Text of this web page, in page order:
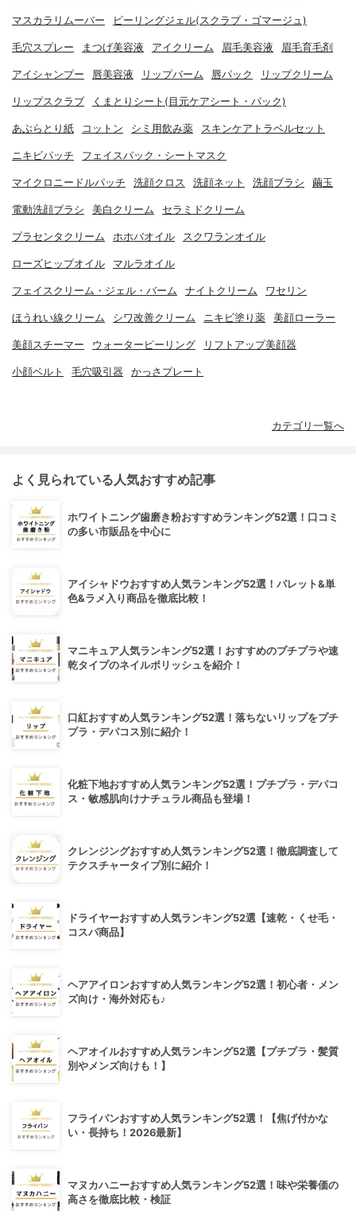
マスカラリムーバー ピーリングジェル(スクラブ・ゴマージュ)
毛穴スプレー まつげ美容液 アイクリーム 眉毛美容液 眉毛育毛剤
アイシャンプー 唇美容液 リップバーム 唇パック リップクリーム
リップスクラブ くまとりシート(目元ケアシート・パック)
あぶらとり紙 コットン シミ用飲み薬 スキンケアトラベルセット
ニキビパッチ フェイスパック・シートマスク
マイクロニードルパッチ 洗顔クロス 洗顔ネット 洗顔ブラシ 繭玉
電動洗顔ブラシ 美白クリーム セラミドクリーム
プラセンタクリーム ホホバオイル スクワランオイル
ローズヒップオイル マルラオイル
フェイスクリーム・ジェル・バーム ナイトクリーム ワセリン
ほうれい線クリーム シワ改善クリーム ニキビ塗り薬 美顔ローラー
美顔スチーマー ウォーターピーリング リフトアップ美顔器
小顔ベルト 毛穴吸引器 かっさプレート
カテゴリ一覧へ
よく見られている人気おすすめ記事
ホワイトニング歯磨き粉おすすめランキング52選！口コミ
の多い市販品を中心に
アイシャドウおすすめ人気ランキング52選！パレット&単
色&ラメ入り商品を徹底比較！
マニキュア人気ランキング52選！おすすめのプチプラや速
乾タイプのネイルポリッシュを紹介！
口紅おすすめ人気ランキング52選！落ちないリップをプチ
プラ・デパコス別に紹介！
化粧下地おすすめ人気ランキング52選！プチプラ・デパコ
ス・敏感肌向けナチュラル商品も登場！
クレンジングおすすめ人気ランキング52選！徹底調査して
テクスチャータイプ別に紹介！
ドライヤーおすすめ人気ランキング52選【速乾・くせ毛・
コスパ商品】
ヘアアイロンおすすめ人気ランキング52選！初心者・メン
ズ向け・海外対応も♪
ヘアオイルおすすめ人気ランキング52選【プチプラ・髪質
別やメンズ向けも！】
フライパンおすすめ人気ランキング52選！【焦げ付かな
い・長持ち！2026最新】
マヌカハニーおすすめ人気ランキング52選！味や栄養価の
高さを徹底比較・検証